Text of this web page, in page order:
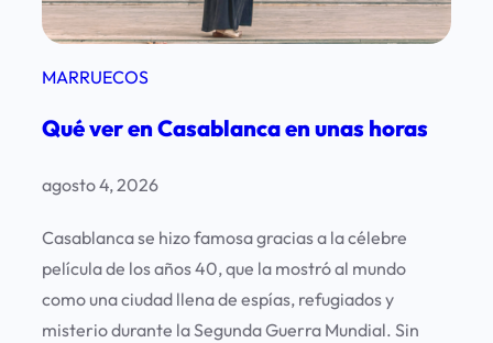
MARRUECOS
Qué ver en Casablanca en unas horas
agosto 4, 2026
Casablanca se hizo famosa gracias a la célebre
película de los años 40, que la mostró al mundo
como una ciudad llena de espías, refugiados y
misterio durante la Segunda Guerra Mundial. Sin